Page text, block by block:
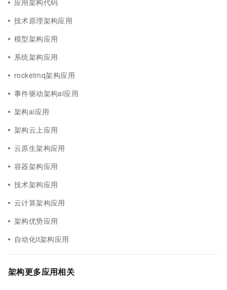
应用架构代码
技术原理架构应用
模型架构应用
系统架构应用
rocketmq架构应用
事件驱动架构ai应用
架构ai应用
架构云上应用
云原生架构应用
容器架构应用
技术架构应用
云计算架构应用
架构优势应用
自动化it架构应用
架构更多应用相关